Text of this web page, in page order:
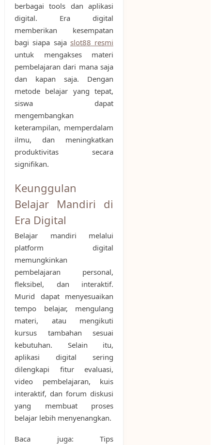
berbagai tools dan aplikasi
digital. Era digital
memberikan kesempatan
bagi siapa saja slot88 resmi
untuk mengakses materi
pembelajaran dari mana saja
dan kapan saja. Dengan
metode belajar yang tepat,
siswa dapat
mengembangkan
keterampilan, memperdalam
ilmu, dan meningkatkan
produktivitas secara
signifikan.
Keunggulan
Belajar Mandiri di
Era Digital
Belajar mandiri melalui
platform digital
memungkinkan
pembelajaran personal,
fleksibel, dan interaktif.
Murid dapat menyesuaikan
tempo belajar, mengulang
materi, atau mengikuti
kursus tambahan sesuai
kebutuhan. Selain itu,
aplikasi digital sering
dilengkapi fitur evaluasi,
video pembelajaran, kuis
interaktif, dan forum diskusi
yang membuat proses
belajar lebih menyenangkan.
Baca juga: Tips